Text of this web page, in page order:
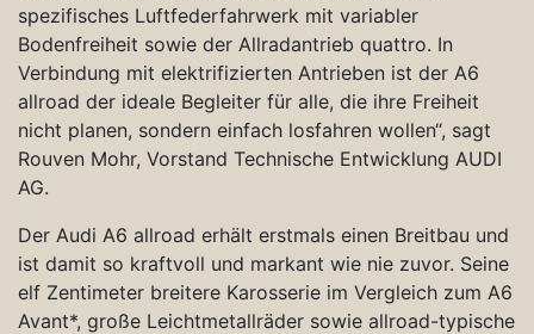
spezifisches Luftfederfahrwerk mit variabler
Bodenfreiheit sowie der Allradantrieb quattro. In
Verbindung mit elektrifizierten Antrieben ist der A6
allroad der ideale Begleiter für alle, die ihre Freiheit
nicht planen, sondern einfach losfahren wollen“, sagt
Rouven Mohr, Vorstand Technische Entwicklung AUDI
AG.
Der Audi A6 allroad erhält erstmals einen Breitbau und
ist damit so kraftvoll und markant wie nie zuvor. Seine
elf Zentimeter breitere Karosserie im Vergleich zum A6
Avant*, große Leichtmetallräder sowie allroad-typische